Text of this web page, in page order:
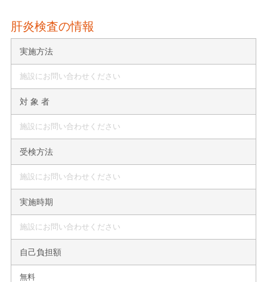
肝炎検査の情報
実施方法
施設にお問い合わせください
対 象 者
施設にお問い合わせください
受検方法
施設にお問い合わせください
実施時期
施設にお問い合わせください
自己負担額
無料